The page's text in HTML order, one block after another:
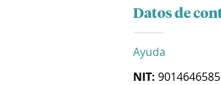
Datos de
Ayuda
NIT: 9014646585